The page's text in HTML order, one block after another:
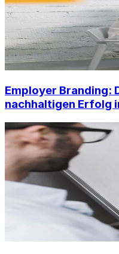
Employer Branding:
nachhaltigen Erfolg